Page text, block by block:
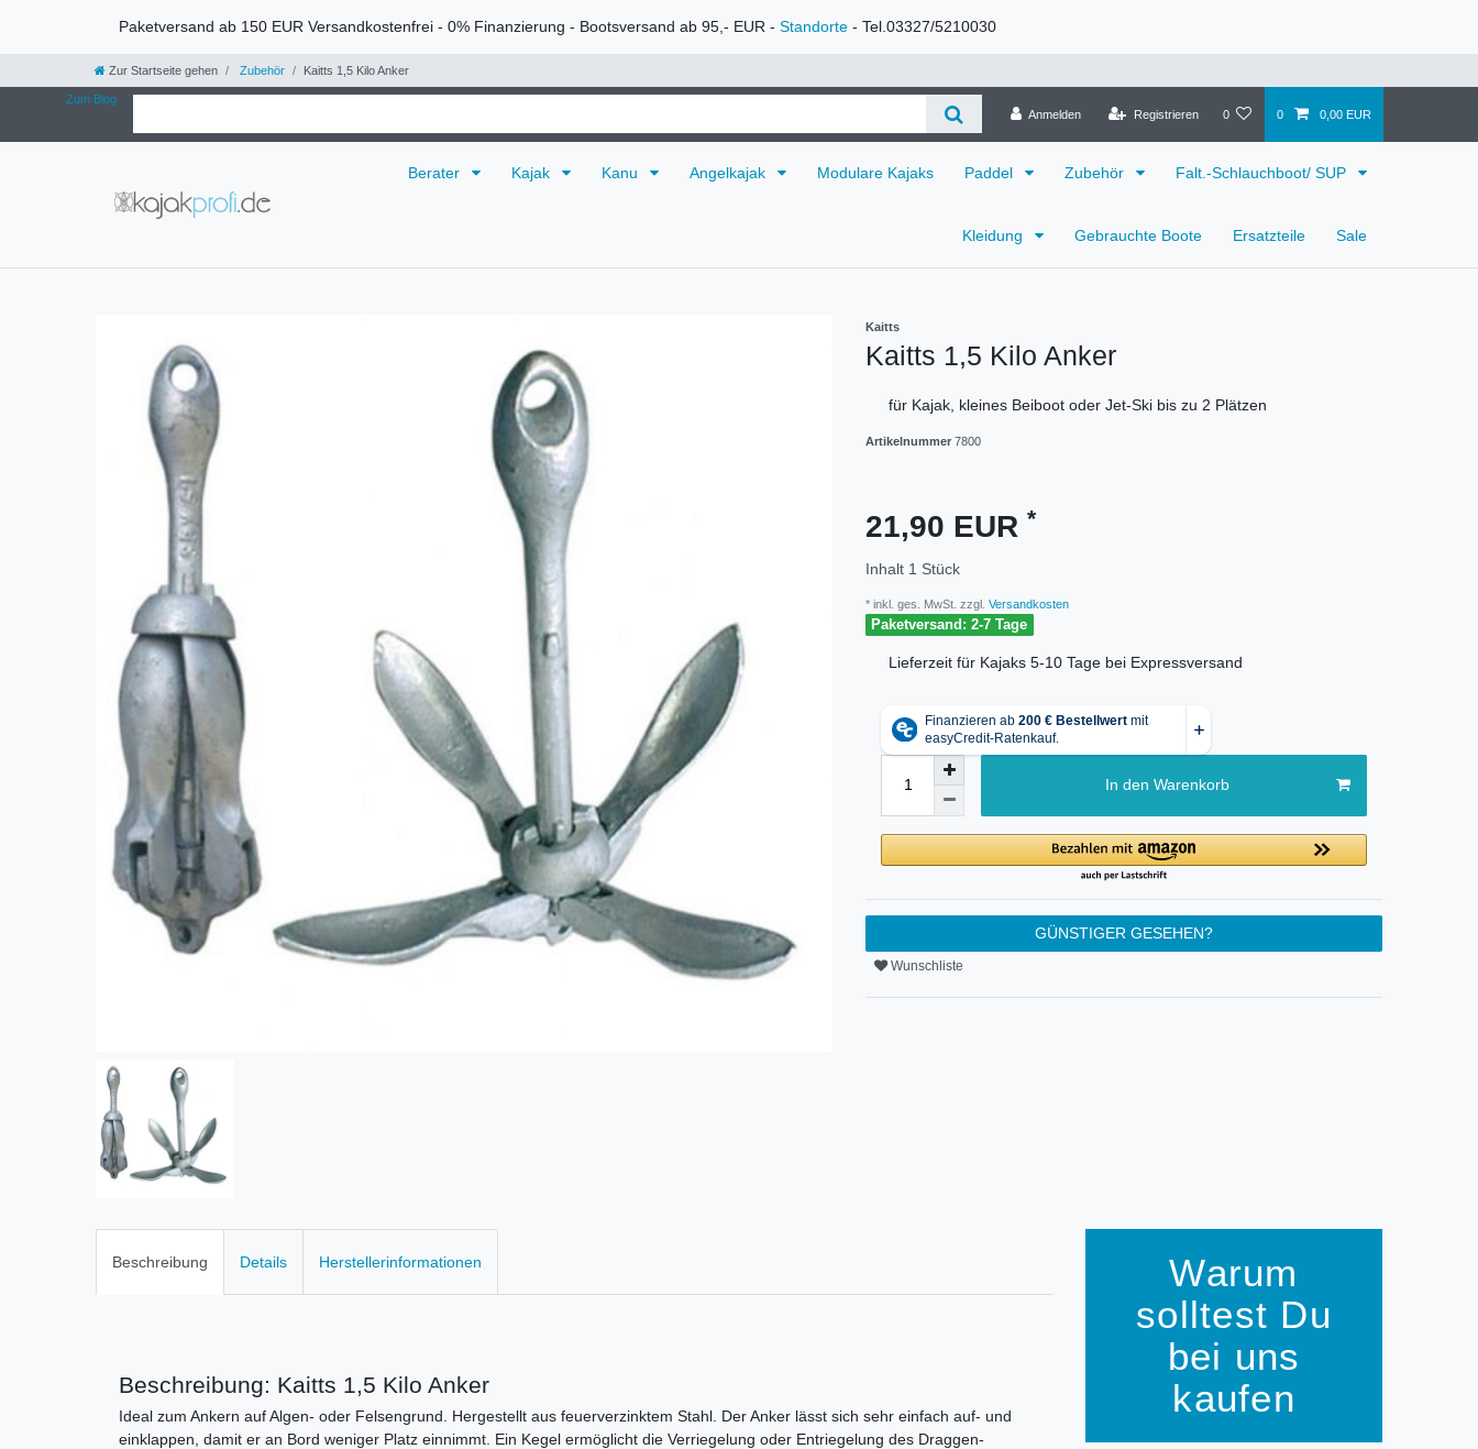
Paketversand ab 150 EUR Versandkostenfrei - 0% Finanzierung - Bootsversand ab 95,- EUR - Standorte - Tel.03327/5210030
Zur Startseite gehen Zubehör Kaitts 1,5 Kilo Anker
Zum Blog
Anmelden
Registrieren 0 0 0,00 EUR
Berater Kajak Kanu Angelkajak Modulare Kajaks Paddel Zubehör Falt.-Schlauchboot/ SUP
Kleidung Gebrauchte Boote Ersatzteile Sale
Kaitts
Kaitts 1,5 Kilo Anker
für Kajak, kleines Beiboot oder Jet-Ski bis zu 2 Plätzen
Artikelnummer 7800
21,90 EUR *
Inhalt 1 Stück
* inkl. ges. MwSt. zzgl. Versandkosten
Paketversand: 2-7 Tage
Lieferzeit für Kajaks 5-10 Tage bei Expressversand
In den Warenkorb
GÜNSTIGER GESEHEN?
Wunschliste
Beschreibung Details Herstellerinformationen
Beschreibung: Kaitts 1,5 Kilo Anker
Ideal zum Ankern auf Algen- oder Felsengrund. Hergestellt aus feuerverzinktem Stahl. Der Anker lässt sich sehr einfach auf- und
einklappen, damit er an Bord weniger Platz einnimmt. Ein Kegel ermöglicht die Verriegelung oder Entriegelung des Draggen-
Warum
solltest Du
bei uns
kaufen